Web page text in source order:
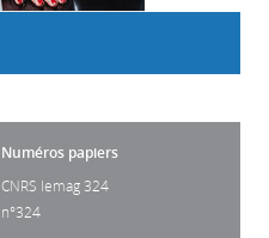
Numéros papiers
CNRS lemag 324
n°324